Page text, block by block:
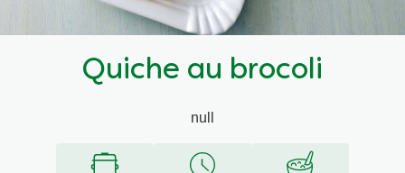
Quiche au brocoli
null